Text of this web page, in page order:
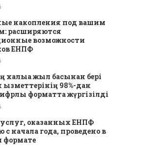
накопления под вашим
расширяются
возможности
ЕНПФ
жыл басынан бері
қызметтерінің 98%-дан
форматта жүргізілді
услуг, оказанных ЕНПФ
с начала года, проведено в
формате